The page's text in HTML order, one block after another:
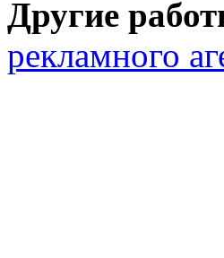
Другие
рекламного